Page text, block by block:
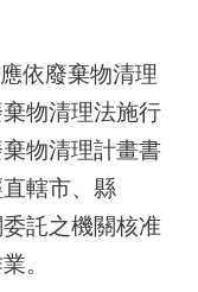
依廢棄物清理
物清理法施行
物清理計畫書
轄市、縣
託之機關核准
。